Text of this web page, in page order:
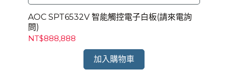
AOC SPT6532V 智能觸控電子白板(請來電詢
問)
NT$888,888
加入購物車